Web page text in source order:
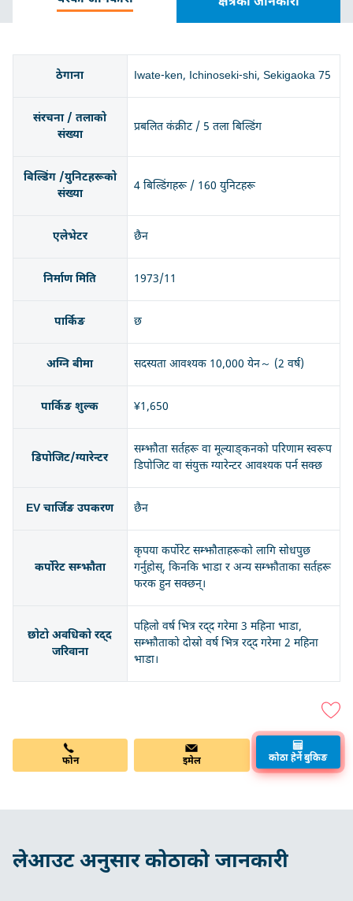
ठेगाना Iwate-ken, Ichinoseki-shi, Sekigaoka 75
संरचना / तलाको
संख्या
प्रबलित कंक्रीट / 5 तला बिल्डिंग
बिल्डिंग /युनिटहरूको
संख्या
4 बिल्डिंगहरू / 160 युनिटहरू
एलेभेटर छैन
निर्माण मिति 1973/11
पार्किङ छ
अग्नि बीमा सदस्यता आवश्यक 10,000 येन～ (2 वर्ष)
पार्किङ शुल्क ¥1,650
डिपोजिट/ग्यारेन्टर
सम्झौता सर्तहरू वा मूल्याङ्कनको परिणाम स्वरूप
डिपोजिट वा संयुक्त ग्यारेन्टर आवश्यक पर्न सक्छ
EV चार्जिङ उपकरण छैन
कर्पोरेट सम्झौता
कृपया कर्पोरेट सम्झौताहरूको लागि सोधपुछ
गर्नुहोस्, किनकि भाडा र अन्य सम्झौताका सर्तहरू
फरक हुन सक्छन्।
छोटो अवधिको रद्द
जरिवाना
पहिलो वर्ष भित्र रद्द गरेमा 3 महिना भाडा,
सम्झौताको दोस्रो वर्ष भित्र रद्द गरेमा 2 महिना
भाडा।
फोन इमेल कोठा हेर्ने बुकिङ
लेआउट अनुसार कोठाको जानकारी